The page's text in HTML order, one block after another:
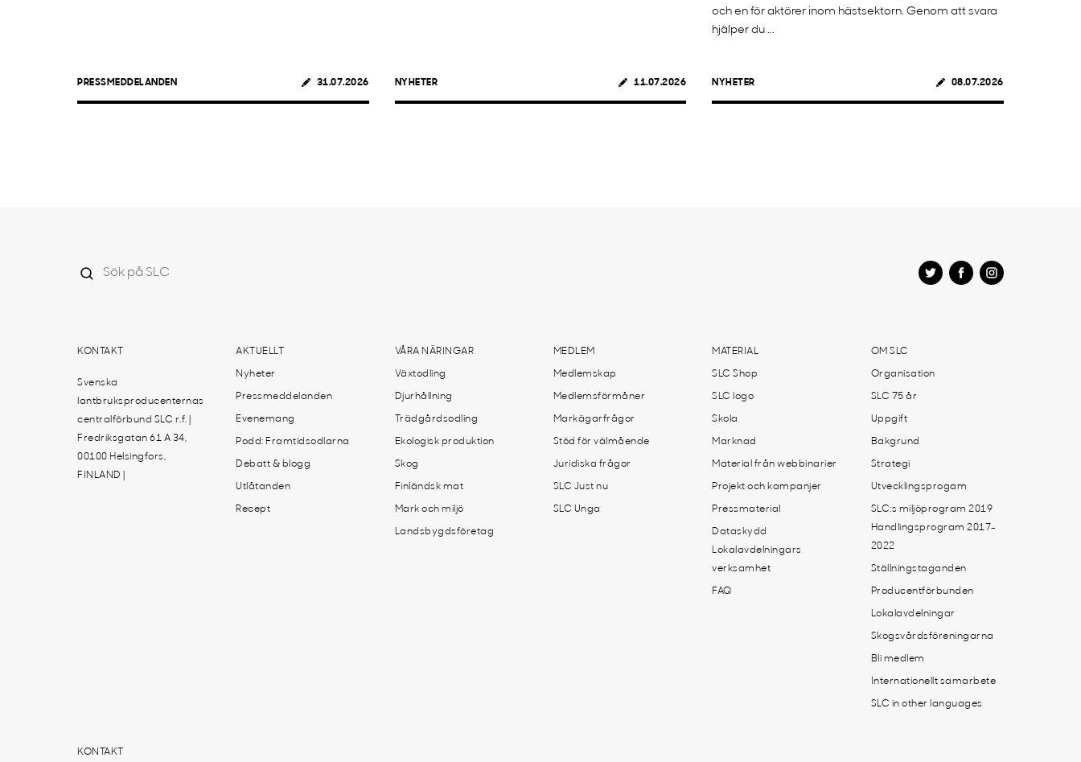
PRESSMEDDELANDEN 31.07.2026 NYHETER 11.07.2026
och en för aktörer inom hästsektorn. Genom att svara
hjälper du ...
NYHETER 08.07.2026
KONTAKT
Svenska
lantbruksproducenternas
centralförbund SLC r.f. |
Fredriksgatan 61 A 34,
00100 Helsingfors,
FINLAND |
AKTUELLT
Nyheter
Pressmeddelanden
Evenemang
Podd: Framtidsodlarna
Debatt & blogg
Utlåtanden
Recept
VÅRA NÄRINGAR
Växtodling
Djurhållning
Trädgårdsodling
Ekologisk produktion
Skog
Finländsk mat
Mark och miljö
Landsbygdsföretag
MEDLEM
Medlemskap
Medlemsförmåner
Markägarfrågor
Stöd för välmående
Juridiska frågor
SLC Just nu
SLC Unga
MATERIAL
SLC Shop
SLC logo
Skola
Marknad
Material från webbinarier
Projekt och kampanjer
Pressmaterial
Dataskydd
Lokalavdelningars
verksamhet
FAQ
OM SLC
Organisation
SLC 75 år
Uppgift
Bakgrund
Strategi
Utvecklingsprogam
SLC:s miljöprogram 2019
Handlingsprogram 2017-
2022
Ställningstaganden
Producentförbunden
Lokalavdelningar
Skogsvårdsföreningarna
Bli medlem
Internationellt samarbete
SLC in other languages
KONTAKT